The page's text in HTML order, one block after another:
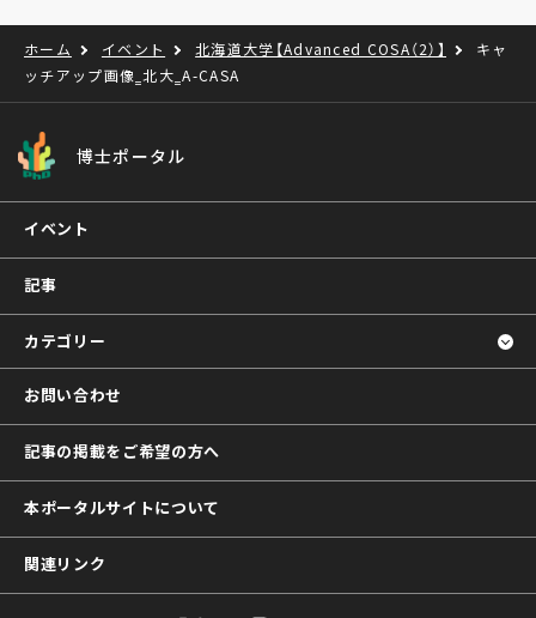
ホーム イベント 北海道大学【Advanced COSA（2）】
キャ
ッチアップ画像‗北大‗A-CASA
博士ポータル
イベント
記事
カテゴリー
お問い合わせ
記事の掲載をご希望の方へ
本ポータルサイトについて
関連リンク